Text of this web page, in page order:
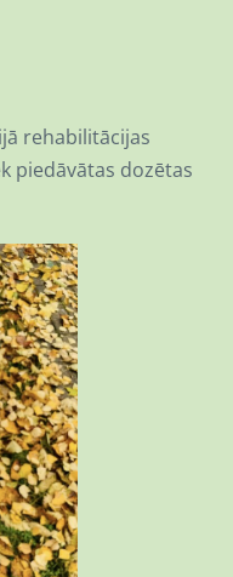
rehabilitācijas
piedāvātas dozētas